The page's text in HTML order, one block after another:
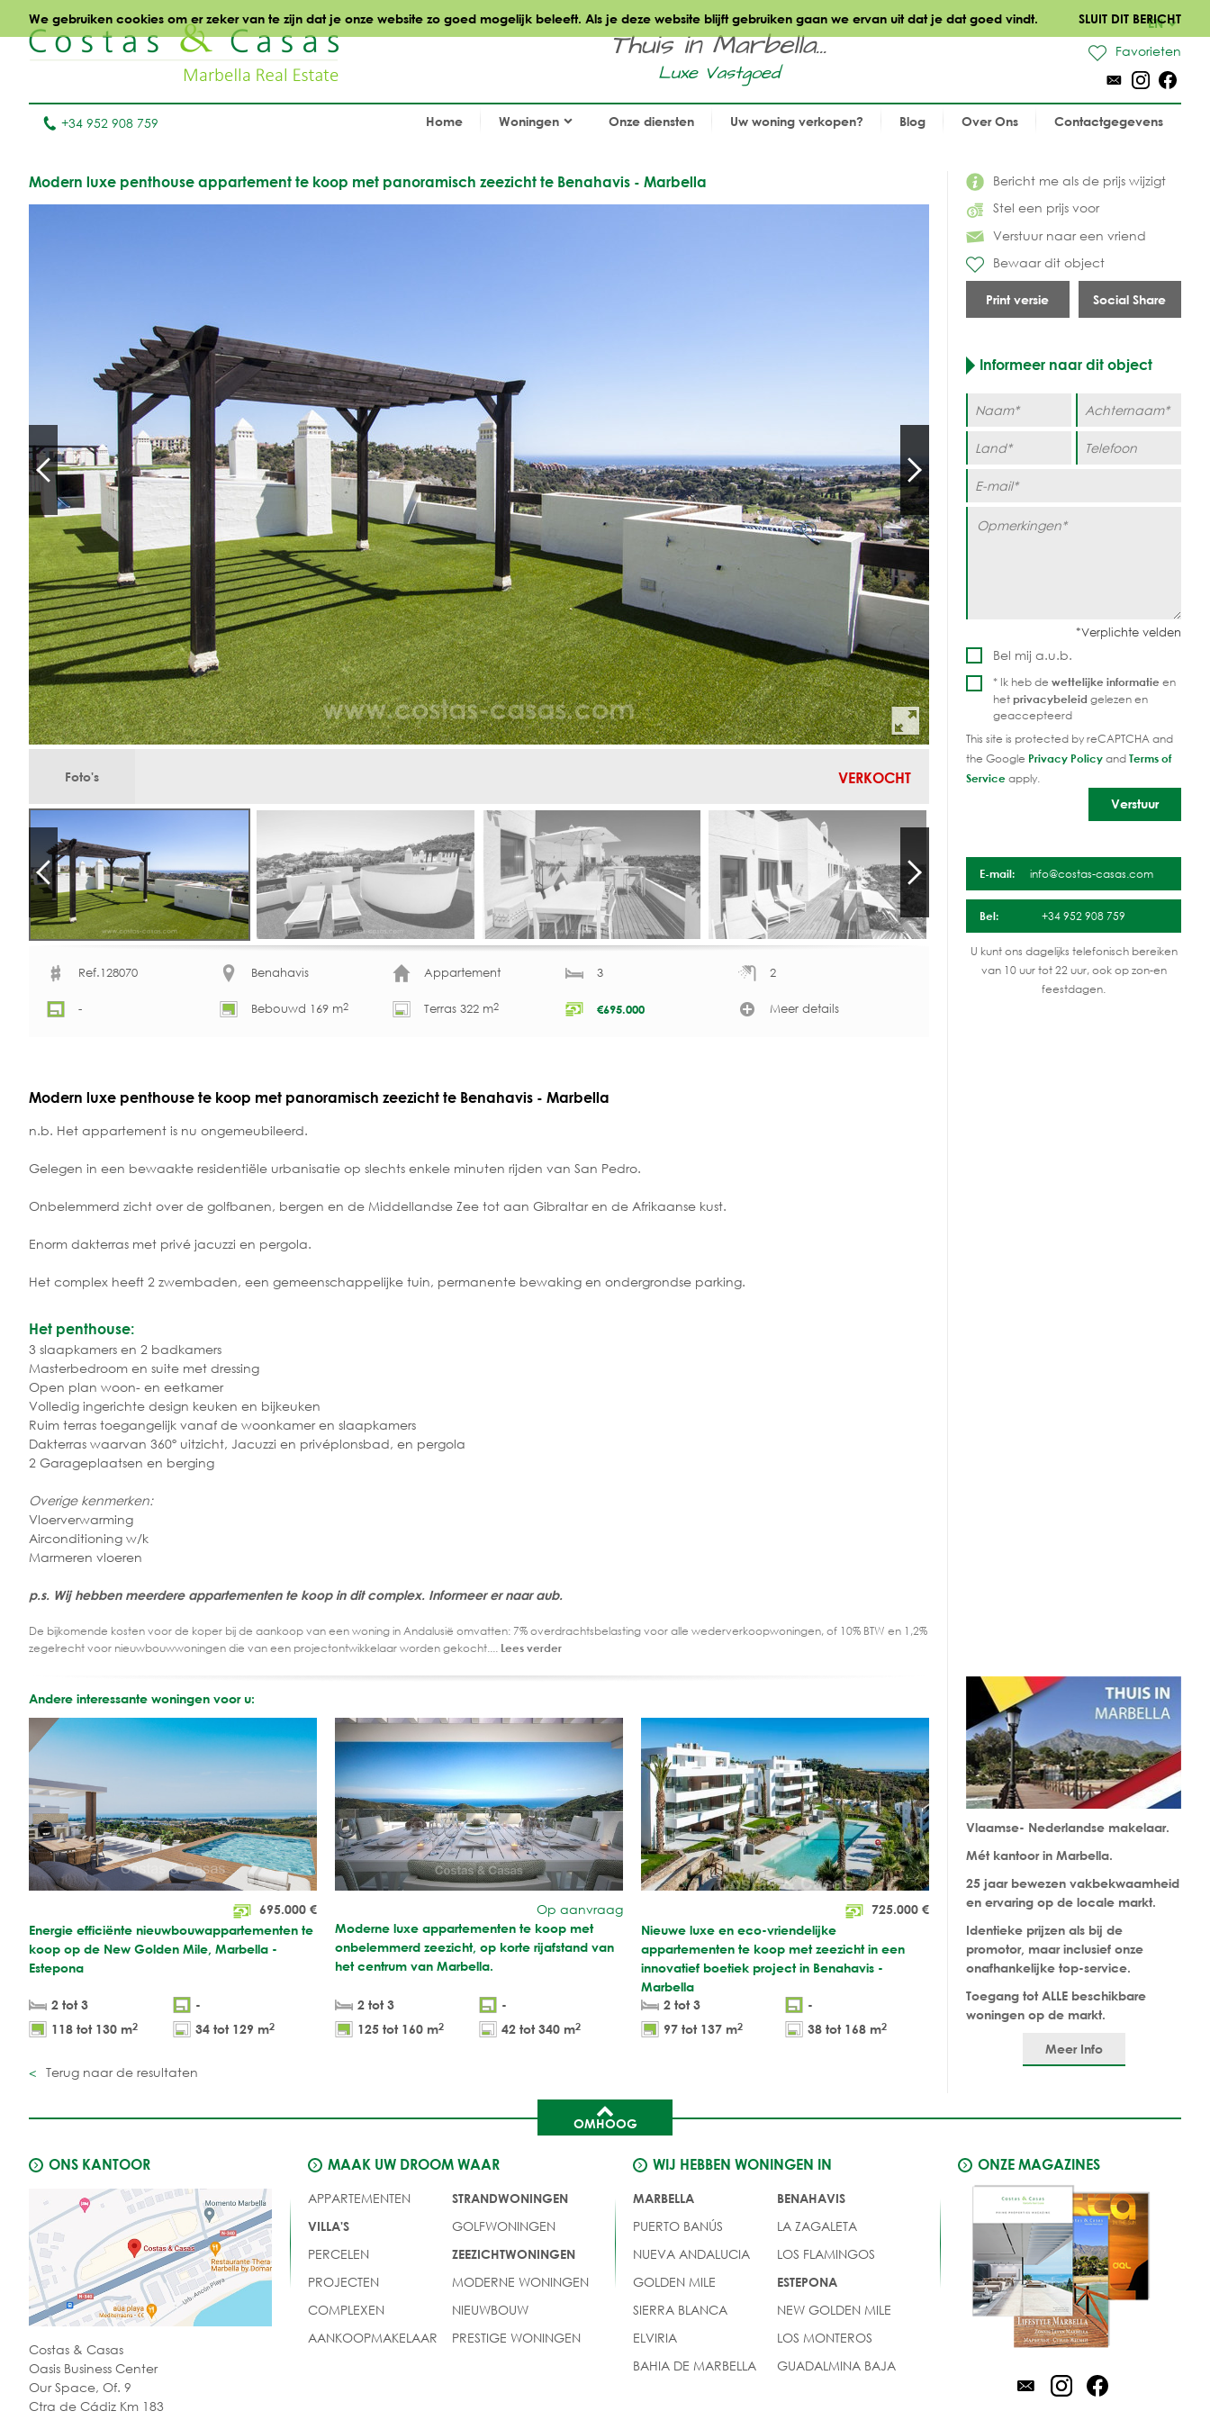
We gebruiken cookies om er zeker van te zijn dat je onze website zo goed mogelijk beleeft. Als je deze website blijft gebruiken gaan we ervan uit dat je dat goed vindt. SLUIT DIT BERICHT
Thuis in Marbella...
Luxe Vastgoed
EN
Favorieten
+34 952 908 759 Home Woningen Onze diensten Uw woning verkopen? Blog Over Ons Contactgegevens
Bericht me als de prijs wijzigt
Stel een prijs voor
Verstuur naar een vriend
Bewaar dit object
Print versie Social Share
Modern luxe penthouse appartement te koop met panoramisch zeezicht te Benahavis - Marbella
Foto's VERKOCHT
Ref.128070 Benahavis Appartement 3 2
- Bebouwd 169 m2 Terras 322 m2 €695.000 Meer details
Modern luxe penthouse te koop met panoramisch zeezicht te Benahavis - Marbella
n.b. Het appartement is nu ongemeubileerd.
Gelegen in een bewaakte residentiële urbanisatie op slechts enkele minuten rijden van San Pedro.
Onbelemmerd zicht over de golfbanen, bergen en de Middellandse Zee tot aan Gibraltar en de Afrikaanse kust.
Enorm dakterras met privé jacuzzi en pergola.
Het complex heeft 2 zwembaden, een gemeenschappelijke tuin, permanente bewaking en ondergrondse parking.
Het penthouse:
3 slaapkamers en 2 badkamers
Masterbedroom en suite met dressing
Open plan woon- en eetkamer
Volledig ingerichte design keuken en bijkeuken
Ruim terras toegangelijk vanaf de woonkamer en slaapkamers
Dakterras waarvan 360º uitzicht, Jacuzzi en privéplonsbad, en pergola
2 Garageplaatsen en berging
Overige kenmerken:
Vloerverwarming
Airconditioning w/k
Marmeren vloeren
p.s. Wij hebben meerdere appartementen te koop in dit complex. Informeer er naar aub.
De bijkomende kosten voor de koper bij de aankoop van een woning in Andalusië omvatten: 7% overdrachtsbelasting voor alle wederverkoopwoningen, of 10% BTW en 1,2%
zegelrecht voor nieuwbouwwoningen die van een projectontwikkelaar worden gekocht.... Lees verder
Informeer naar dit object
Bel mij a.u.b.
* Ik heb de wettelijke informatie en
hetprivacybeleid gelezen en
geaccepteerd
This site is protected by reCAPTCHA and
the Google Privacy PolicyandTerms of
Serviceapply.
E-mail: info@costas-casas.com
Bel: +34 952 908 759
U kunt ons dagelijks telefonisch bereiken
van 10 uur tot 22 uur, ook op zon-en
feestdagen.
Vlaamse- Nederlandse makelaar.
Mét kantoor in Marbella.
25 jaar bewezen vakbekwaamheid
en ervaring op de locale markt.
Identieke prijzen als bij de
promotor, maar inclusief onze
onafhankelijke top-service.
Toegang tot ALLE beschikbare
woningen op de markt.
Meer Info
Andere interessante woningen voor u:
695.000 €
Energie efficiënte nieuwbouwappartementen te
koop op de New Golden Mile, Marbella -
Estepona
2 tot 3
-
118 tot 130 m2 34 tot 129 m2
Op aanvraag
Moderne luxe appartementen te koop met
onbelemmerd zeezicht, op korte rijafstand van
het centrum van Marbella.
2 tot 3
-
125 tot 160 m2 42 tot 340 m2
725.000 €
Nieuwe luxe en eco-vriendelijke
appartementen te koop met zeezicht in een
innovatief boetiek project in Benahavis -
Marbella
2 tot 3
-
97 tot 137 m2 38 tot 168 m2
Terug naar de resultaten
OMHOOG
ONS KANTOOR
Costas & Casas
Oasis Business Center
Our Space, Of. 9
Ctra de Cádiz Km 183
MAAK UW DROOM WAAR
APPARTEMENTEN
VILLA'S
PERCELEN
PROJECTEN
COMPLEXEN
AANKOOPMAKELAAR
STRANDWONINGEN
GOLFWONINGEN
ZEEZICHTWONINGEN
MODERNE WONINGEN
NIEUWBOUW
PRESTIGE WONINGEN
WIJ HEBBEN WONINGEN IN
MARBELLA
PUERTO BANÚS
NUEVA ANDALUCIA
GOLDEN MILE
SIERRA BLANCA
ELVIRIA
BAHIA DE MARBELLA
BENAHAVIS
LA ZAGALETA
LOS FLAMINGOS
ESTEPONA
NEW GOLDEN MILE
LOS MONTEROS
GUADALMINA BAJA
ONZE MAGAZINES